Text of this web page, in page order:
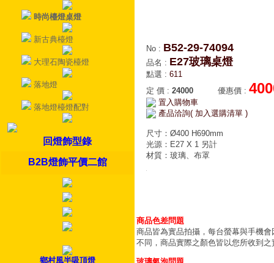
時尚檯燈桌燈
新古典檯燈
大理石陶瓷檯燈
落地燈
落地燈檯燈配對
回燈飾型錄
B2B燈飾平價二館
鄉村風半吸頂燈
No : B52-29-74094
品名 : E27玻璃桌燈
點選 : 611
定 價 : 24000 優惠價 :
置入購物車
產品洽詢( 加入選購清單 )
尺寸：Ø400 H690mm
光源：E27 X 1 另計
材質：玻璃、布罩
商品色差問題
商品皆為實品拍攝，每台螢幕與手機
不同，商品實際之顏色皆以您所收到之